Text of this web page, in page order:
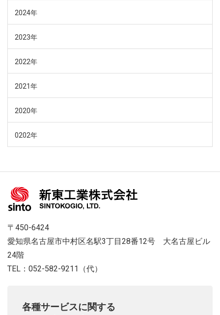
2024年
2023年
2022年
2021年
2020年
0202年
〒450-6424
愛知県名古屋市中村区名駅3丁目28番12号 大名古屋ビル
24階
TEL：052-582-9211（代）
各種サービスに関する